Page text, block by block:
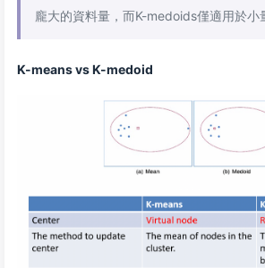
龐大的資料量，而K-medoids僅適用於小
K-means vs K-medoid